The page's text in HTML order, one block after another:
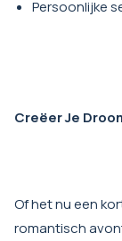
Persoonlijke
Creëer Je
Of het nu een
romantisch